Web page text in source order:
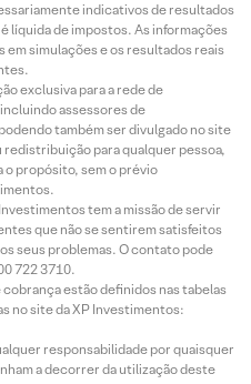
indicativos de resultados
líquida de impostos. As informações
em simulações e os resultados reais
exclusiva para a rede de
assessores de
também ser divulgado no site
redistribuição para qualquer pessoa,
o propósito, sem o prévio
tem a missão de servir
que não se sentirem satisfeitos
seus problemas. O contato pode
722 3710.
estão definidos nas tabelas
no site da XP Investimentos:
responsabilidade por quaisquer
a decorrer da utilização deste